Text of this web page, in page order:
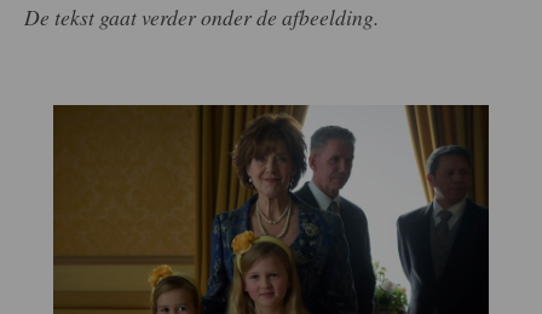
De tekst gaat verder onder de afbeelding.